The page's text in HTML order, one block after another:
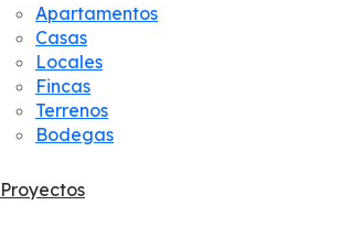
Apartamentos
Casas
Locales
Fincas
Terrenos
Bodegas
Proyectos